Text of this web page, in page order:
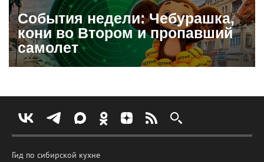
События недели: Чебурашка,
кони во Втором и пропавший
самолет
Гид по сибирской кухне